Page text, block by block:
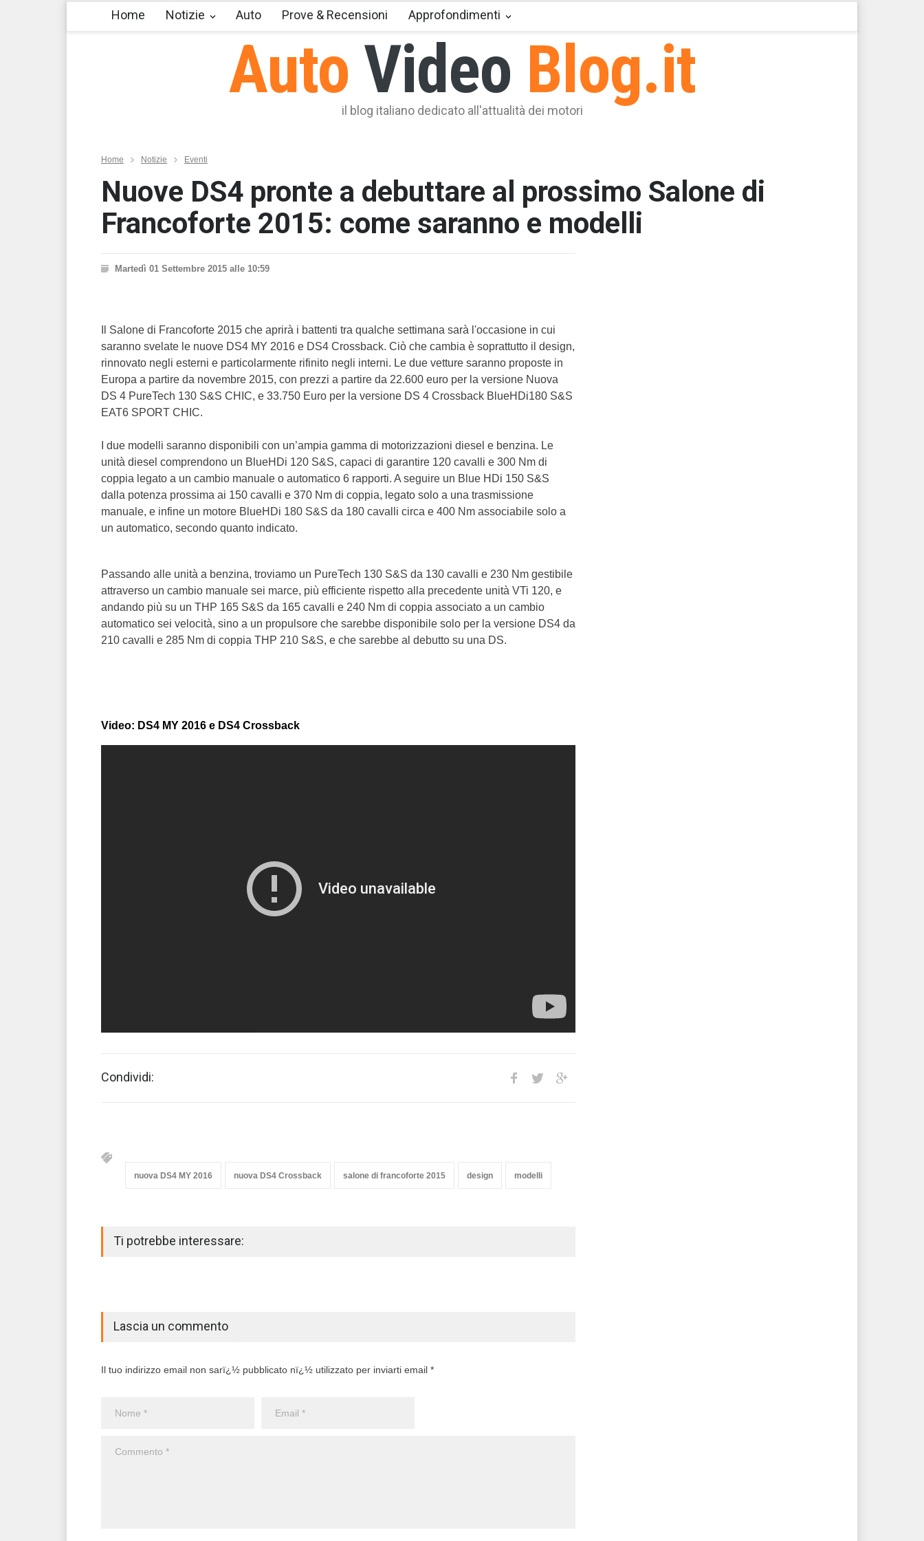
Auto Video Blog.it
il blog italiano dedicato all'attualità dei motori
Home Notizie Auto Prove & Recensioni Approfondimenti
Home Notizie Eventi
Nuove DS4 pronte a debuttare al prossimo Salone di
Francoforte 2015: come saranno e modelli
Martedì 01 Settembre 2015 alle 10:59
Il Salone di Francoforte 2015 che aprirà i battenti tra qualche settimana sarà l'occasione in cui
saranno svelate le nuove DS4 MY 2016 e DS4 Crossback. Ciò che cambia è soprattutto il design,
rinnovato negli esterni e particolarmente rifinito negli interni. Le due vetture saranno proposte in
Europa a partire da novembre 2015, con prezzi a partire da 22.600 euro per la versione Nuova
DS 4 PureTech 130 S&S CHIC, e 33.750 Euro per la versione DS 4 Crossback BlueHDi180 S&S
EAT6 SPORT CHIC.
I due modelli saranno disponibili con un’ampia gamma di motorizzazioni diesel e benzina. Le
unità diesel comprendono un BlueHDi 120 S&S, capaci di garantire 120 cavalli e 300 Nm di
coppia legato a un cambio manuale o automatico 6 rapporti. A seguire un Blue HDi 150 S&S
dalla potenza prossima ai 150 cavalli e 370 Nm di coppia, legato solo a una trasmissione
manuale, e infine un motore BlueHDi 180 S&S da 180 cavalli circa e 400 Nm associabile solo a
un automatico, secondo quanto indicato.
Passando alle unità a benzina, troviamo un PureTech 130 S&S da 130 cavalli e 230 Nm gestibile
attraverso un cambio manuale sei marce, più efficiente rispetto alla precedente unità VTi 120, e
andando più su un THP 165 S&S da 165 cavalli e 240 Nm di coppia associato a un cambio
automatico sei velocità, sino a un propulsore che sarebbe disponibile solo per la versione DS4 da
210 cavalli e 285 Nm di coppia THP 210 S&S, e che sarebbe al debutto su una DS.
Video: DS4 MY 2016 e DS4 Crossback
Condividi:
nuova DS4 MY 2016 nuova DS4 Crossback salone di francoforte 2015 design modelli
Ti potrebbe interessare:
Lascia un commento
Il tuo indirizzo email non sarï¿½ pubblicato nï¿½ utilizzato per inviarti email *